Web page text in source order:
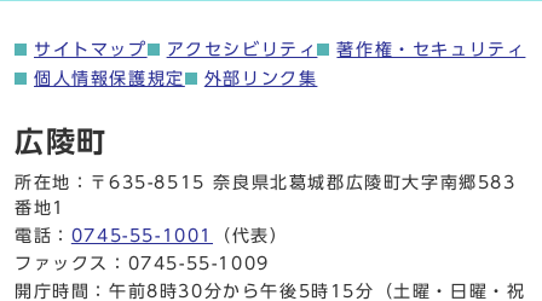
サイトマップ アクセシビリティ
著作権・セキュリティ
個人情報保護規定
外部リンク集
広陵町
所在地：〒635-8515 奈良県北葛城郡広陵町大字南郷583
番地1
電話： 0745-55-1001
（代表）
ファックス：0745-55-1009
開庁時間：午前8時30分から午後5時15分（土曜・日曜・祝